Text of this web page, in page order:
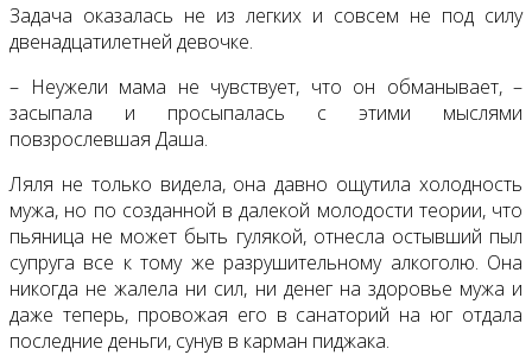
Задача оказалась не из легких и совсем не под силу
двенадцатилетней девочке.
– Неужели мама не чувствует, что он обманывает, –
засыпала и просыпалась с этими мыслями
повзрослевшая Даша.
Ляля не только видела, она давно ощутила холодность
мужа, но по созданной в далекой молодости теории, что
пьяница не может быть гулякой, отнесла остывший пыл
супруга все к тому же разрушительному алкоголю. Она
никогда не жалела ни сил, ни денег на здоровье мужа и
даже теперь, провожая его в санаторий на юг отдала
последние деньги, сунув в карман пиджака.